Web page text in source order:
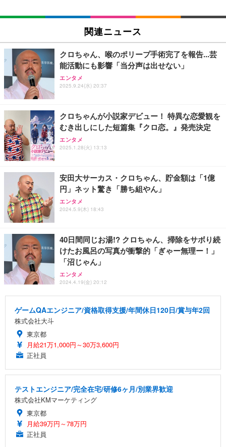
関連ニュース
クロちゃん、喉のポリープ手術完了を報告...芸
能活動にも影響「当分声は出せない」
エンタメ
2025.9.24(水) 20:37
クロちゃんが小説家デビュー！ 特異な恋愛観を
むき出しにした短篇集『クロ恋。』発売決定
エンタメ
2025.1.28(火) 13:13
安田大サーカス・クロちゃん、貯金額は「1億
円」ネット驚き「勝ち組やん」
エンタメ
2024.5.9(木) 18:43
40日間同じお湯!? クロちゃん、掃除をサボり続
けたお風呂の写真が衝撃的「ぎゃー無理ー！」
「沼じゃん」
エンタメ
2024.4.19(金) 20:12
ゲームQAエンジニア/資格取得支援/年間休日120日/賞与年2回
株式会社大斗
東京都
月給21万1,000円～30万3,600円
正社員
テストエンジニア/完全在宅/研修6ヶ月/別業界歓迎
株式会社KMマーケティング
東京都
月給39万円～78万円
正社員